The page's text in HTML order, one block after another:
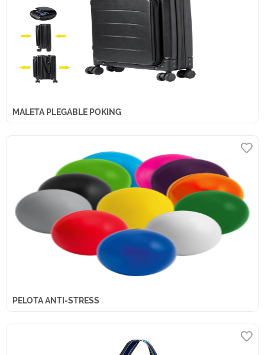
MALETA PLEGABLE POKING
PELOTA ANTI-STRESS